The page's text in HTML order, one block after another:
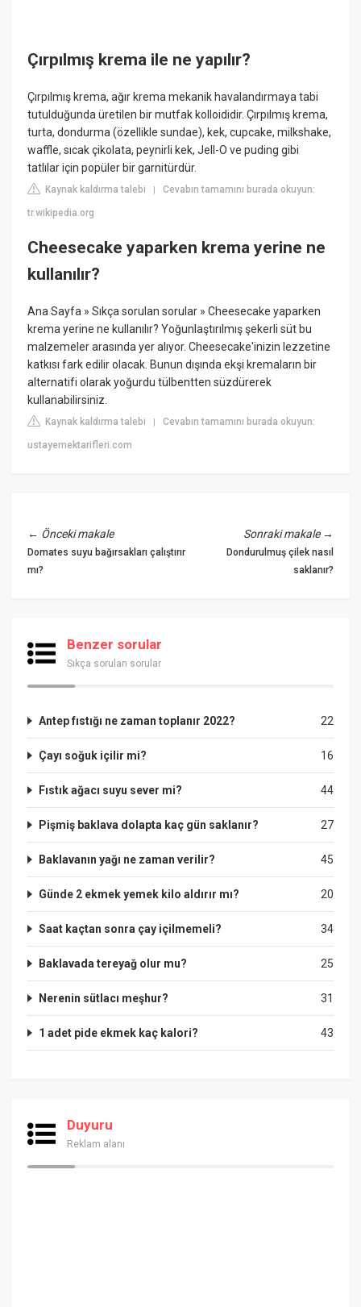
Çırpılmış krema ile ne yapılır?
Çırpılmış krema, ağır krema mekanik havalandırmaya tabi
tutulduğunda üretilen bir mutfak kolloididir. Çırpılmış krema,
turta, dondurma (özellikle sundae), kek, cupcake, milkshake,
waffle, sıcak çikolata, peynirli kek, Jell-O ve puding gibi
tatlılar için popüler bir garnitürdür.
Kaynak kaldırma talebi |Cevabın tamamını burada okuyun:
tr.wikipedia.org
Cheesecake yaparken krema yerine ne
kullanılır?
Ana Sayfa » Sıkça sorulan sorular » Cheesecake yaparken
krema yerine ne kullanılır? Yoğunlaştırılmış şekerli süt bu
malzemeler arasında yer alıyor. Cheesecake'inizin lezzetine
katkısı fark edilir olacak. Bunun dışında ekşi kremaların bir
alternatifi olarak yoğurdu tülbentten süzdürerek
kullanabilirsiniz.
Kaynak kaldırma talebi |Cevabın tamamını burada okuyun:
ustayemektarifleri.com
← Önceki makale
Domates suyu bağırsakları çalıştırır
mı?
Sonraki makale→
Dondurulmuş çilek nasıl
saklanır?
Benzer sorular
Sıkça sorulan sorular
22
Antep fıstığı ne zaman toplanır 2022?
16
Çayı soğuk içilir mi?
44
Fıstık ağacı suyu sever mi?
27
Pişmiş baklava dolapta kaç gün saklanır?
45
Baklavanın yağı ne zaman verilir?
20
Günde 2 ekmek yemek kilo aldırır mı?
34
Saat kaçtan sonra çay içilmemeli?
25
Baklavada tereyağ olur mu?
31
Nerenin sütlacı meşhur?
43
1 adet pide ekmek kaç kalori?
Duyuru
Reklam alanı